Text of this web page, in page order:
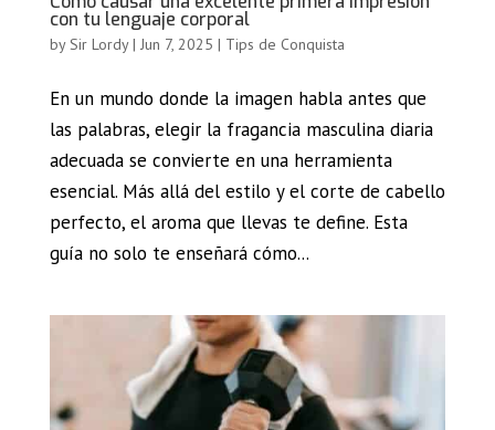
con tu lenguaje corporal
bySir Lordy| Jun 7, 2025 | Tips de Conquista
En un mundo donde la imagen habla antes que
las palabras, elegir la fragancia masculina diaria
adecuada se convierte en una herramienta
esencial. Más allá del estilo y el corte de cabello
perfecto, el aroma que llevas te define. Esta
guía no solo te enseñará cómo...